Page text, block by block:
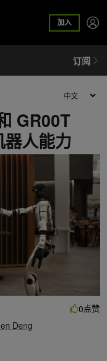
加入
GR00T
人能力
Deng
0点赞